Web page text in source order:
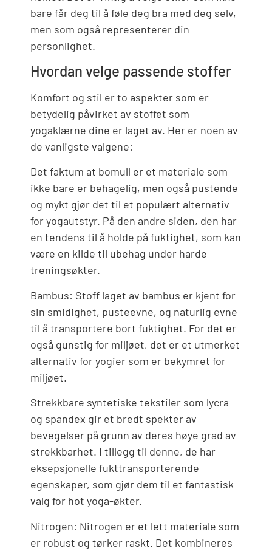
bare får deg til å føle deg bra med deg selv,
men som også representerer din
personlighet.
Hvordan velge passende stoffer
Komfort og stil er to aspekter som er
betydelig påvirket av stoffet som
yogaklærne dine er laget av. Her er noen av
de vanligste valgene:
Det faktum at bomull er et materiale som
ikke bare er behagelig, men også pustende
og mykt gjør det til et populært alternativ
for yogautstyr. På den andre siden, den har
en tendens til å holde på fuktighet, som kan
være en kilde til ubehag under harde
treningsøkter.
Bambus: Stoff laget av bambus er kjent for
sin smidighet, pusteevne, og naturlig evne
til å transportere bort fuktighet. For det er
også gunstig for miljøet, det er et utmerket
alternativ for yogier som er bekymret for
miljøet.
Strekkbare syntetiske tekstiler som lycra
og spandex gir et bredt spekter av
bevegelser på grunn av deres høye grad av
strekkbarhet. I tillegg til denne, de har
eksepsjonelle fukttransporterende
egenskaper, som gjør dem til et fantastisk
valg for hot yoga-økter.
Nitrogen: Nitrogen er et lett materiale som
er robust og tørker raskt. Det kombineres